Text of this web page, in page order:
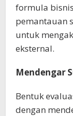
formula
pemantauan
untuk
eksternal.
Mendengar
Bentuk
dengan